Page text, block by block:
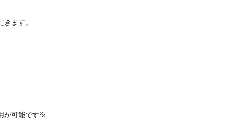
ます。
が可能です※